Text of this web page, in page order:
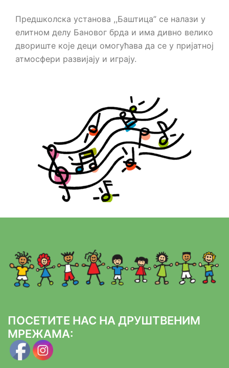
Предшколска установа ,,Баштица” се налази у
елитном делу Бановог брда и има дивно велико
двориште које деци омогућава да се у пријатној
атмосфери развијају и играју.
ПОСЕТИТЕ НАС НА ДРУШТВЕНИМ
МРЕЖАМА: